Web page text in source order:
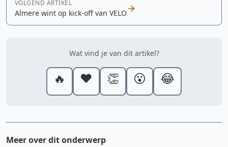
VOLGEND ARTIKEL
Almere wint op kick-off van VELO
Wat vind je van dit artikel?
🔥 ❤️ 👏 😮 😂
Meer over dit onderwerp